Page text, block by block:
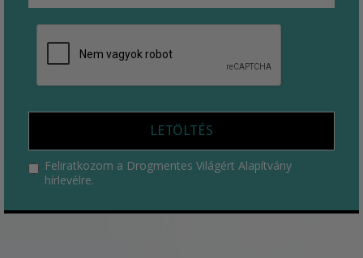
LETÖLTÉS
Feliratkozom a Drogmentes Világért Alapítvány
hírlevélre.